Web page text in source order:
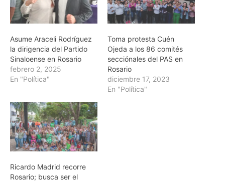
Asume Araceli Rodríguez
la dirigencia del Partido
Sinaloense en Rosario
febrero 2, 2025
En "Política"
Toma protesta Cuén
Ojeda a los 86 comités
secciónales del PAS en
Rosario
diciembre 17, 2023
En "Política"
Ricardo Madrid recorre
Rosario; busca ser el